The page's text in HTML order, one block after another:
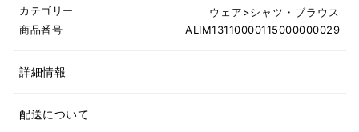
カテゴリー
ウェア>シャツ・ブラウス
商品番号
ALIM13110000115000000029
詳細情報
配送について